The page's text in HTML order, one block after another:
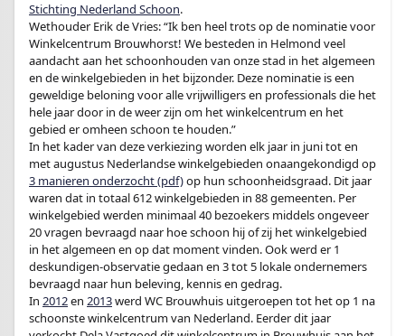
Stichting Nederland Schoon.
Wethouder Erik de Vries: “Ik ben heel trots op de nominatie voor
Winkelcentrum Brouwhorst! We besteden in Helmond veel
aandacht aan het schoonhouden van onze stad in het algemeen
en de winkelgebieden in het bijzonder. Deze nominatie is een
geweldige beloning voor alle vrijwilligers en professionals die het
hele jaar door in de weer zijn om het winkelcentrum en het
gebied er omheen schoon te houden.”
In het kader van deze verkiezing worden elk jaar in juni tot en
met augustus Nederlandse winkelgebieden onaangekondigd op
3 manieren onderzocht (pdf)op hun schoonheidsgraad. Dit jaar
waren dat in totaal 612 winkelgebieden in 88 gemeenten. Per
winkelgebied werden minimaal 40 bezoekers middels ongeveer
20 vragen bevraagd naar hoe schoon hij of zij het winkelgebied
in het algemeen en op dat moment vinden. Ook werd er 1
deskundigen-observatie gedaan en 3 tot 5 lokale ondernemers
bevraagd naar hun beleving, kennis en gedrag.
In 2012en 2013werd WC Brouwhuis uitgeroepen tot het op 1 na
schoonste winkelcentrum van Nederland. Eerder dit jaar